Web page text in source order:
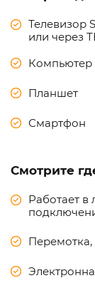
Телевизор
или через
Компьютер
Планшет
Смартфон
Смотрите
Работает в
Перемотка,